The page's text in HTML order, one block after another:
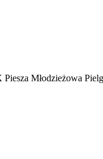
Młodzieżowa